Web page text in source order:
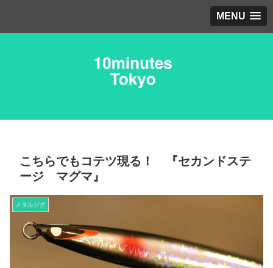
MENU
こちらでもコテツ現る！ 『セカンドステ
ージ マグマ』
メタルジグ